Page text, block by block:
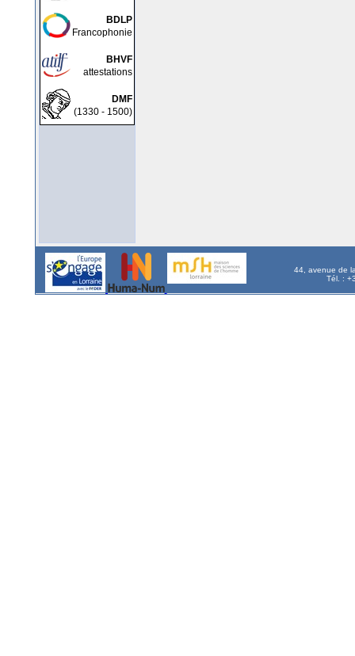
BDLP
Francophonie
BHVF
attestations
DMF
(1330 - 1500)
44, avenue de
Tél. :